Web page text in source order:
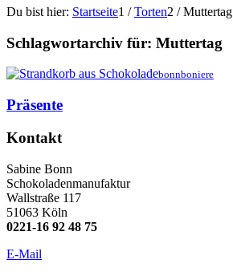
Du bist hier: Startseite1 / Torten2 / Muttertag
Schlagwortarchiv für: Muttertag
bonnboniere
Präsente
Kontakt
Sabine Bonn
Schokoladenmanufaktur
Wallstraße 117
51063 Köln
0221-16 92 48 75
E-Mail